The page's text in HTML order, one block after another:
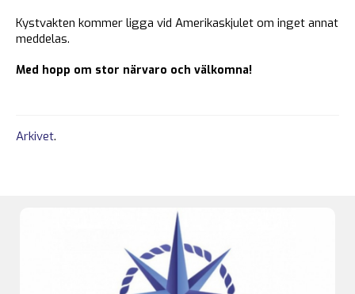
Kystvakten kommer ligga vid Amerikaskjulet om inget annat
meddelas.
Med hopp om stor närvaro och välkomna!
Arkivet.